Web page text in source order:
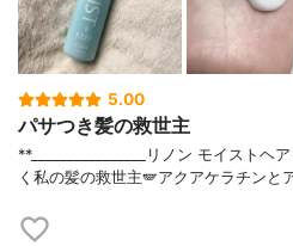
5.00
パサつき髪の救世主
**⁡________________⁡リノン ⁡モイストヘ
く私の髪の救世主🪽アクアケラチンと